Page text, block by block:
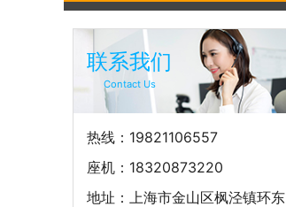
联系我们
Contact Us
热线：19821106557
座机：18320873220
地址：上海市金山区枫泾镇环东